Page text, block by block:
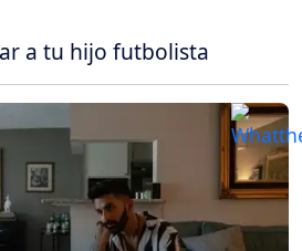
a tu hijo futbolista